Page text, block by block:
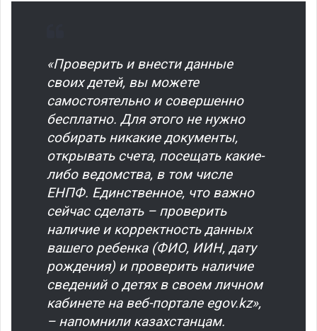
«Проверить и внести данные
своих детей, вы можете
самостоятельно и совершенно
бесплатно. Для этого не нужно
собирать никакие документы,
открывать счета, посещать какие-
либо ведомства, в том числе
ЕНПФ. Единственное, что важно
сейчас сделать – проверить
наличие и корректность данных
вашего ребенка (ФИО, ИИН, дату
рождения) и проверить наличие
сведений о детях в своем личном
кабинете на веб-портале egov.kz»,
– напомнили казахстанцам.